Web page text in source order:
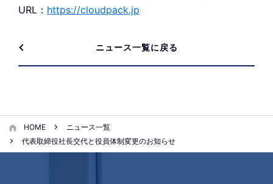
URL： https://cloudpack.jp
ニュース一覧に戻る
HOME
ニュース一覧
代表取締役社長交代と役員体制変更のお知らせ